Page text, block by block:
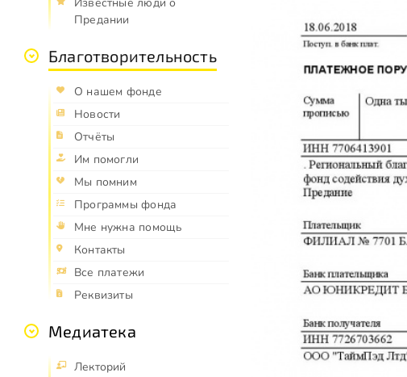
Предании
Благотворительность
О нашем фонде
Новости
Отчёты
Им помогли
Мы помним
Программы фонда
Мне нужна помощь
Контакты
Все платежи
Реквизиты
Медиатека
Лекторий